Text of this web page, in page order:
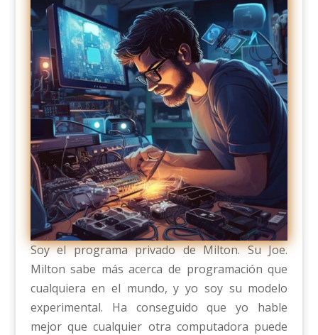
Soy el programa privado de Milton. Su Joe.
Milton sabe más acerca de programación que
cualquiera en el mundo, y yo soy su modelo
experimental. Ha conseguido que yo hable
mejor que cualquier otra computadora puede